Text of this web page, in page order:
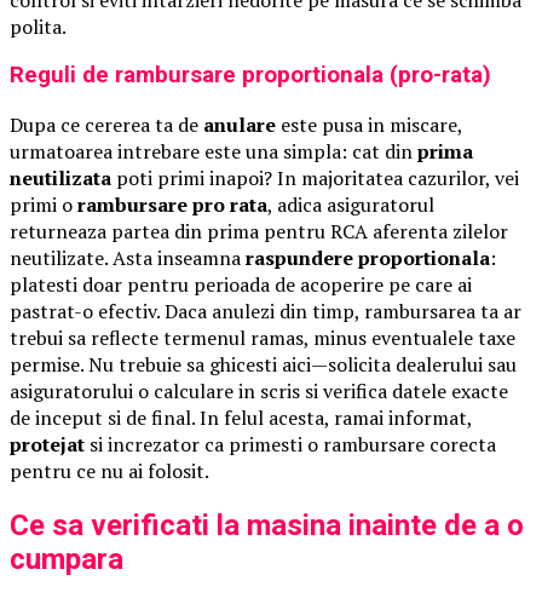
polita.
Reguli de rambursare proportionala (pro-rata)
Dupa ce cererea ta de anulare este pusa in miscare,
urmatoarea intrebare este una simpla: cat dinprima
neutilizata poti primi inapoi? In majoritatea cazurilor, vei
primi orambursare pro rata, adica asiguratorul
returneaza partea din prima pentru RCA aferenta zilelor
neutilizate. Asta inseamnaraspundere proportionala:
platesti doar pentru perioada de acoperire pe care ai
pastrat-o efectiv. Daca anulezi din timp, rambursarea ta ar
trebui sa reflecte termenul ramas, minus eventualele taxe
permise. Nu trebuie sa ghicesti aici—solicita dealerului sau
asiguratorului o calculare in scris si verifica datele exacte
de inceput si de final. In felul acesta, ramai informat,
protejat si increzator ca primesti o rambursare corecta
pentru ce nu ai folosit.
Ce sa verificati la masina inainte de a o
cumpara